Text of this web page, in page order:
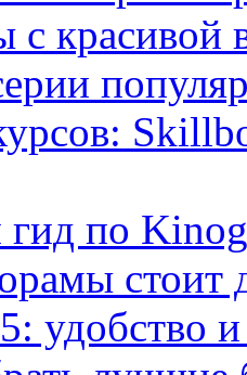
с красивой
по
стоит
удобство